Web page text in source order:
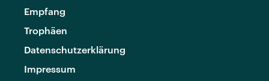
Empfang
Trophäen
Datenschutzerklärung
Impressum